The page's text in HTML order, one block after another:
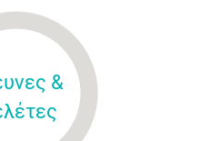
&